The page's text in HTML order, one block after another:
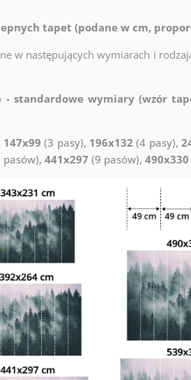
tapet (podane w cm,
w następujących wymiarach i
- standardowe wymiary (wzór
147x99 (3 pasy), 196x132 (4 pasy),
pasów), 441x297 (9 pasów), 490x330